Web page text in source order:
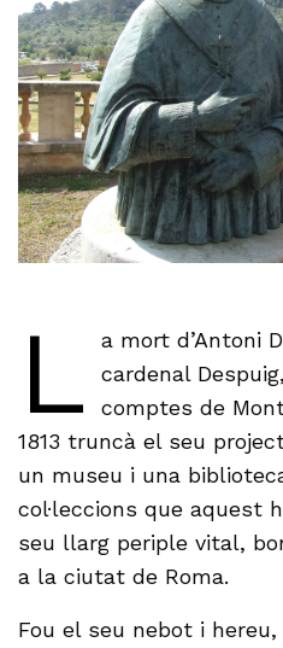
L
a mort d’Antoni
cardenal
comptes de
1813 truncà el seu
un museu i una
col·leccions que aquest
seu llarg periple vital,
a la ciutat de Roma.
Fou el seu nebot i hereu,